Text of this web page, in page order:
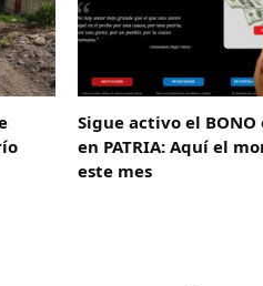
Sigue activo el BONO
en PATRIA: Aquí el
este mes